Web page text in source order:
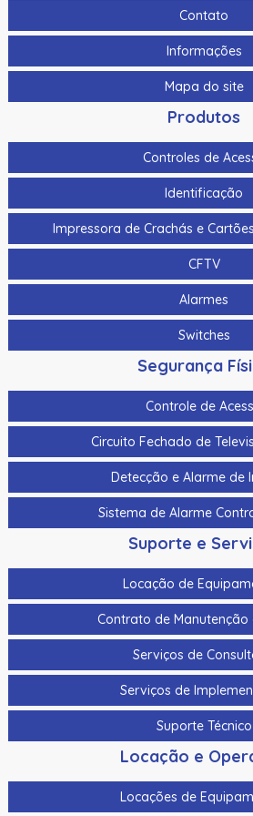
As-1153 | Assa Abloy | Botoeira Em
Bat-7 | Assa Abloy | Bateria De Gel
Botao De Panico Sem Fio Hikvision
Botao De Saida Quebra Vidro
Botao Panico Para Termnais Mobile
Botoeira/Botao De Saida Aco
Botoeira/Botao De Saida Sem Toque
Hikvision Ds-K7P04 86X50X34Mm
Bts400 | Assa Abloy | Botoeira Tipo
Cabo Para Cameras Mobile 2 Metros
Mp2100-2
Cabo Para Cameras Mobile 4 Metros
Cadastrador De Cartoes Hikvision Ds-
Frequencia 125Khz (Em) E 13,56Mhz
Cadastrador Impressao Digital
Cartao De Memoria Hikvision Hs-Tf-
Cartao De Proximidade Rfid Hikvision
Em 125Khz Em Pvc
Cartao De Proximidade Rfid Hikvision
125Khz
Cartao De Proximidade Rfid Hikvision
Cartao De Proximidade Rfid Hikvision
Mifare 13,56Mhz E Em 125Khz Em Pvc
Contato
Informações
Mapa do site
Produtos
Controles de
Identificação
Impressora de Crachás e
CFTV
Alarmes
Switches
Segurança
Controle de
Circuito Fechado de
Detecção e Alarme de
Sistema de Alarme
Suporte e
Locação de
Contrato de Manutenção
Serviços de
Serviços de
Suporte Técnico
Locação e
Locações de